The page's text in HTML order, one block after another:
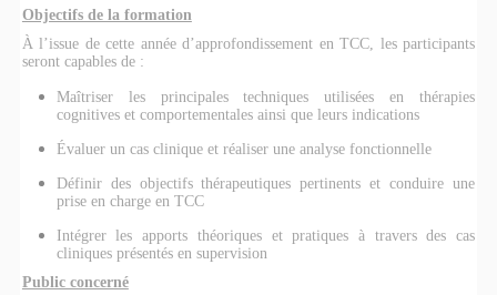
Objectifs de la formation
À l’issue de cette année d’approfondissement en TCC, les participants
seront capables de :
Maîtriser les principales techniques utilisées en thérapies
cognitives et comportementales ainsi que leurs indications
Évaluer un cas clinique et réaliser une analyse fonctionnelle
Définir des objectifs thérapeutiques pertinents et conduire une
prise en charge en TCC
Intégrer les apports théoriques et pratiques à travers des cas
cliniques présentés en supervision
Public concerné